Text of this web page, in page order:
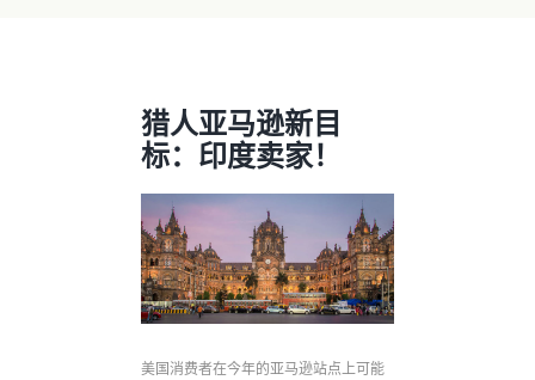
猎人亚马逊新目
标：印度卖家！
美国消费者在今年的亚马逊站点上可能